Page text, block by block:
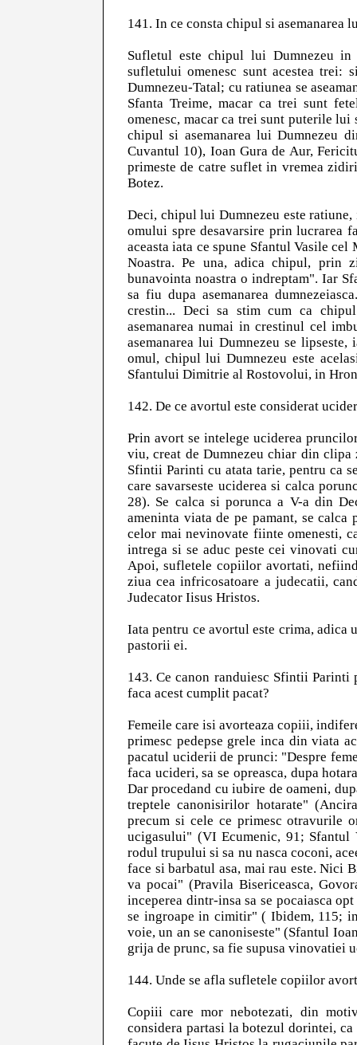
141. In ce consta chipul si asemanarea
Sufletul este chipul lui Dumnezeu
sufletului omenesc sunt acestea trei:
Dumnezeu-Tatal; cu ratiunea se
Sfanta Treime, macar ca trei sunt
omenesc, macar ca trei sunt puterile
chipul si asemanarea lui Dumnezeu
Cuvantul 10), Ioan Gura de Aur,
primeste de catre suflet in vremea
Botez.
Deci, chipul lui Dumnezeu este
omului spre desavarsire prin lucrarea
aceasta iata ce spune Sfantul Vasile
Noastra. Pe una, adica chipul, prin
bunavointa noastra o indreptam". Iar
sa fiu dupa asemanarea
crestin... Deci sa stim cum ca
asemanarea numai in crestinul cel
asemanarea lui Dumnezeu se
omul, chipul lui Dumnezeu este
Sfantului Dimitrie al Rostovolui, in
142. De ce avortul este considerat
Prin avort se intelege uciderea
viu, creat de Dumnezeu chiar din
Sfintii Parinti cu atata tarie, pentru ca
care savarseste uciderea si calca
28). Se calca si porunca a V-a din
ameninta viata de pe pamant, se
celor mai nevinovate fiinte omenesti,
intrega si se aduc peste cei vinovati
Apoi, sufletele copiilor avortati,
ziua cea infricosatoare a judecatii,
Judecator Iisus Hristos.
Iata pentru ce avortul este crima, adica
pastorii ei.
143. Ce canon randuiesc Sfintii Parinti
faca acest cumplit pacat?
Femeile care isi avorteaza copiii,
primesc pedepse grele inca din viata
pacatul uciderii de prunci: "Despre
faca ucideri, sa se opreasca, dupa
Dar procedand cu iubire de oameni,
treptele canonisirilor hotarate"
precum si cele ce primesc otravurile
ucigasului" (VI Ecumenic, 91; Sfantul
rodul trupului si sa nu nasca coconi,
face si barbatul asa, mai rau este. Nici
va pocai" (Pravila Bisericeasca,
inceperea dintr-insa sa se pocaiasca
se ingroape in cimitir" ( Ibidem, 115;
voie, un an se canoniseste" (Sfantul
grija de prunc, sa fie supusa vinovatiei
144. Unde se afla sufletele copiilor
Copiii care mor nebotezati, din
considera partasi la botezul dorintei,